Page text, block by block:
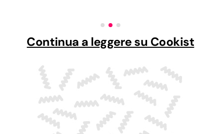
Continua a leggere su Cookist